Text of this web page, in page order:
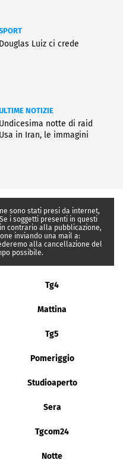
Douglas Luiz ci crede
NOTIZIE
Undicesima notte di raid
Usa in Iran, le immagini
sono stati presi da internet,
i soggetti presenti in questi
contrario alla pubblicazione,
inviando una mail a:
alla cancellazione del
possibile.
Tg4
Mattina
Tg5
Pomeriggio
Studioaperto
Sera
Tgcom24
Notte